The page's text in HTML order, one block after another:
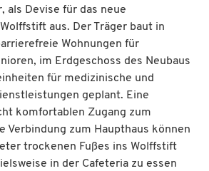
als Devise für das neue
aus. Der Träger baut in
Wohnungen für
im Erdgeschoss des Neubaus
für medizinische und
geplant. Eine
komfortablen Zugang zum
Verbindung zum Haupthaus können
trockenen Fußes ins Wolffstift
in der Cafeteria zu essen